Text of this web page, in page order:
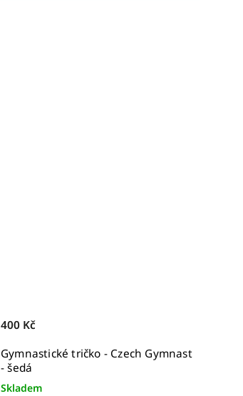
Gymnastické tričko - Czech Gymnast
- šedá
Skladem
400 Kč